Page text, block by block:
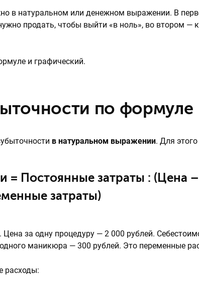
в натуральном или денежном выражении. В
продать, чтобы выйти «в ноль», во втором —
и графический.
по формуле
в натуральном выражении. Для
= Постоянные затраты : (Цена –
затраты)
за одну процедуру — 2 000 рублей.
маникюра — 300 рублей. Это переменные
расходы: